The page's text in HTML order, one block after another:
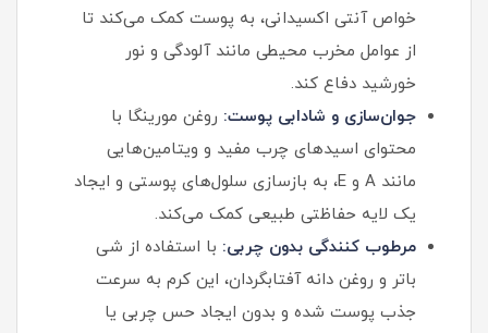
خواص آنتی اکسیدانی، به پوست کمک می‌کند تا
از عوامل مخرب محیطی مانند آلودگی و نور
خورشید دفاع کند.
جوان‌سازی و شادابی پوست: روغن مورینگا با
محتوای اسیدهای چرب مفید و ویتامین‌هایی
مانند A و E، به بازسازی سلول‌های پوستی و ایجاد
یک لایه حفاظتی طبیعی کمک می‌کند.
مرطوب کنندگی بدون چربی: با استفاده از شی
باتر و روغن دانه آفتابگردان، این کرم به سرعت
جذب پوست شده و بدون ایجاد حس چربی یا